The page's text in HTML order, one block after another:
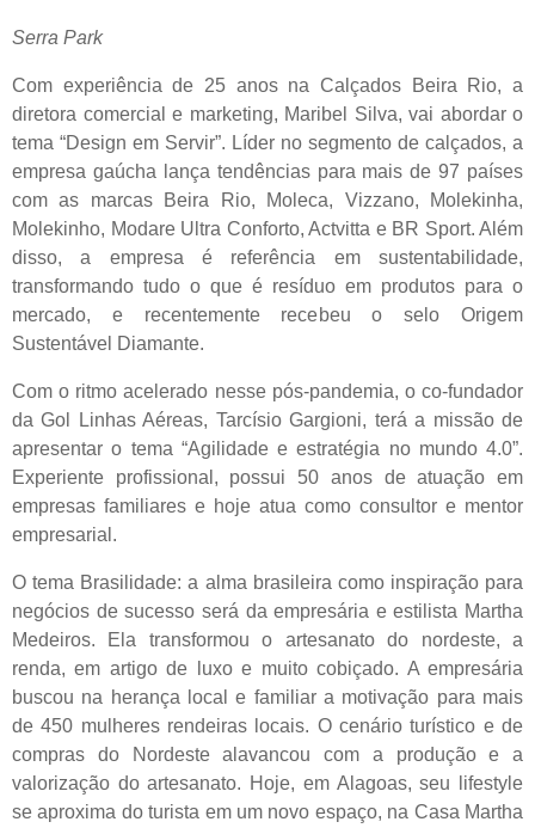
Serra Park
Com experiência de 25 anos na Calçados Beira Rio, a
diretora comercial e marketing, Maribel Silva, vai abordar o
tema “Design em Servir”. Líder no segmento de calçados, a
empresa gaúcha lança tendências para mais de 97 países
com as marcas Beira Rio, Moleca, Vizzano, Molekinha,
Molekinho, Modare Ultra Conforto, Actvitta e BR Sport. Além
disso, a empresa é referência em sustentabilidade,
transformando tudo o que é resíduo em produtos para o
mercado, e recentemente recebeu o selo Origem
Sustentável Diamante.
Com o ritmo acelerado nesse pós-pandemia, o co-fundador
da Gol Linhas Aéreas, Tarcísio Gargioni, terá a missão de
apresentar o tema “Agilidade e estratégia no mundo 4.0”.
Experiente profissional, possui 50 anos de atuação em
empresas familiares e hoje atua como consultor e mentor
empresarial.
O tema Brasilidade: a alma brasileira como inspiração para
negócios de sucesso será da empresária e estilista Martha
Medeiros. Ela transformou o artesanato do nordeste, a
renda, em artigo de luxo e muito cobiçado. A empresária
buscou na herança local e familiar a motivação para mais
de 450 mulheres rendeiras locais. O cenário turístico e de
compras do Nordeste alavancou com a produção e a
valorização do artesanato. Hoje, em Alagoas, seu lifestyle
se aproxima do turista em um novo espaço, na Casa Martha